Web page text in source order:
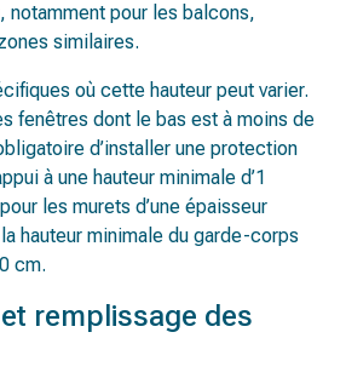
notamment pour les balcons,
similaires.
où cette hauteur peut varier.
fenêtres dont le bas est à moins de
d’installer une protection
à une hauteur minimale d’1
les murets d’une épaisseur
hauteur minimale du garde-corps
cm.
remplissage des